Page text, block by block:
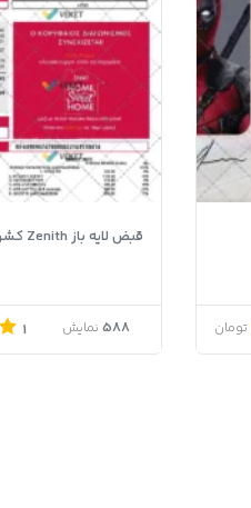
تومان
قبض لایه باز Zenith کشور یونان
588 نمایش 1